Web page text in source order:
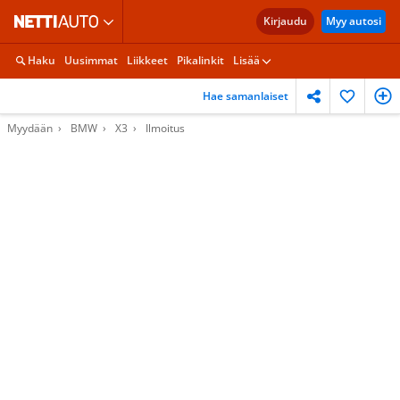
Kirjaudu Myy autosi
Haku Uusimmat Liikkeet Pikalinkit Lisää
Hae samanlaiset
Myydään BMW X3 Ilmoitus